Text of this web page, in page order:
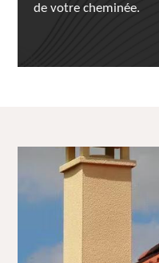
de votre cheminée.